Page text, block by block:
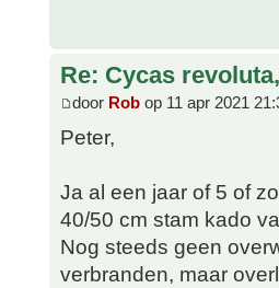
Re: Cycas
door Rob op 11 apr 2021
Peter,
Ja al een jaar of 5 of
40/50 cm stam kado
Nog steeds geen
verbranden, maar